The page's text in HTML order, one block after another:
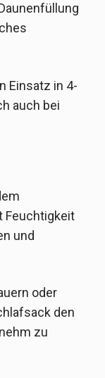
Einsatz in 4-
auch bei
Feuchtigkeit
und
oder
den
zu